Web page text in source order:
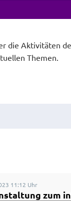
die Aktivitäten
Themen.
11:12 Uhr
zum